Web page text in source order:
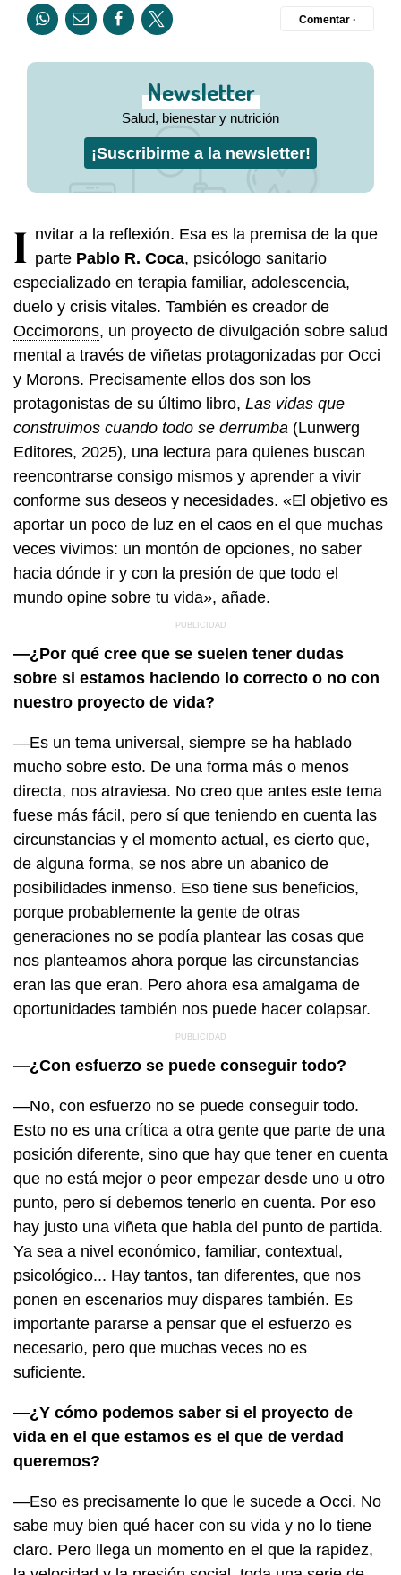
Comentar ·
Newsletter
Salud, bienestar y nutrición
¡Suscribirme a la newsletter!
I nvitar a la reflexión. Esa es la premisa de la que
parte Pablo R. Coca, psicólogo sanitario
especializado en terapia familiar, adolescencia,
duelo y crisis vitales. También es creador de
Occimorons, un proyecto de divulgación sobre salud
mental a través de viñetas protagonizadas por Occi
y Morons. Precisamente ellos dos son los
protagonistas de su último libro, Las vidas que
construimos cuando todo se derrumba (Lunwerg
Editores, 2025), una lectura para quienes buscan
reencontrarse consigo mismos y aprender a vivir
conforme sus deseos y necesidades. «El objetivo es
aportar un poco de luz en el caos en el que muchas
veces vivimos: un montón de opciones, no saber
hacia dónde ir y con la presión de que todo el
mundo opine sobre tu vida», añade.
—¿Por qué cree que se suelen tener dudas
sobre si estamos haciendo lo correcto o no con
nuestro proyecto de vida?
—Es un tema universal, siempre se ha hablado
mucho sobre esto. De una forma más o menos
directa, nos atraviesa. No creo que antes este tema
fuese más fácil, pero sí que teniendo en cuenta las
circunstancias y el momento actual, es cierto que,
de alguna forma, se nos abre un abanico de
posibilidades inmenso. Eso tiene sus beneficios,
porque probablemente la gente de otras
generaciones no se podía plantear las cosas que
nos planteamos ahora porque las circunstancias
eran las que eran. Pero ahora esa amalgama de
oportunidades también nos puede hacer colapsar.
—¿Con esfuerzo se puede conseguir todo?
—No, con esfuerzo no se puede conseguir todo.
Esto no es una crítica a otra gente que parte de una
posición diferente, sino que hay que tener en cuenta
que no está mejor o peor empezar desde uno u otro
punto, pero sí debemos tenerlo en cuenta. Por eso
hay justo una viñeta que habla del punto de partida.
Ya sea a nivel económico, familiar, contextual,
psicológico... Hay tantos, tan diferentes, que nos
ponen en escenarios muy dispares también. Es
importante pararse a pensar que el esfuerzo es
necesario, pero que muchas veces no es
suficiente.
—¿Y cómo podemos saber si el proyecto de
vida en el que estamos es el que de verdad
queremos?
—Eso es precisamente lo que le sucede a Occi. No
sabe muy bien qué hacer con su vida y no lo tiene
claro. Pero llega un momento en el que la rapidez,